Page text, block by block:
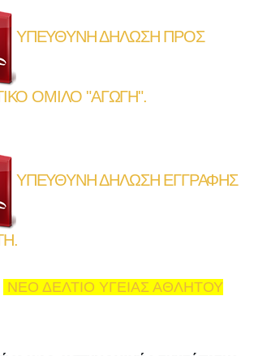
ΥΠΕΥΘΥΝΗ ΔΗΛΩΣΗ ΠΡΟΣ
ΟΜΙΛΟ "ΑΓΩΓΗ".
ΥΠΕΥΘΥΝΗ ΔΗΛΩΣΗ ΕΓΓΡΑΦΗΣ
ΝΕΟ ΔΕΛΤΙΟ ΥΓΕΙΑΣ ΑΘΛΗΤΟΥ